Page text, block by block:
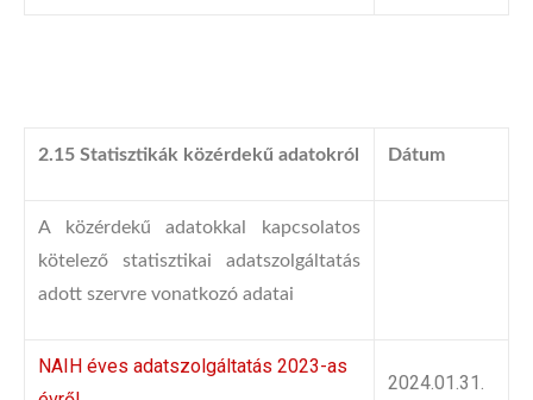
2.15 Statisztikák közérdekű adatokról Dátum
A közérdekű adatokkal kapcsolatos
kötelező statisztikai adatszolgáltatás
adott szervre vonatkozó adatai
NAIH éves adatszolgáltatás 2023-as
2024.01.31.